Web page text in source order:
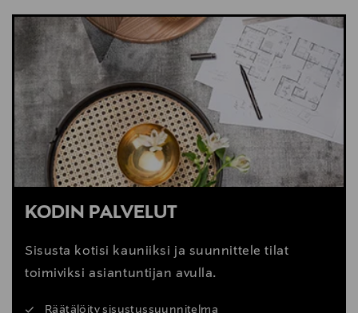
KATSO SISUSTUSVINKIT
KODIN PALVELUT
Sisusta kotisi kauniiksi ja suunnittele tilat
toimiviksi asiantuntijan avulla.
Räätälöity sisustussuunnitelma